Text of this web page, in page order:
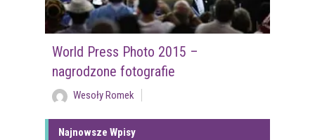
World Press Photo 2015 –
nagrodzone fotografie
Wesoły Romek
Najnowsze Wpisy